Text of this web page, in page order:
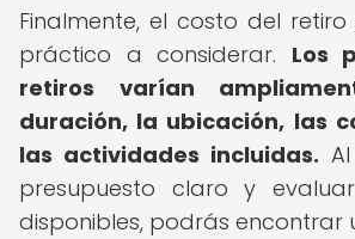
Finalmente, el costo del
práctico a considerar. Los
retiros varían
duración, la ubicación, las
las actividades incluidas.
presupuesto claro y
disponibles, podrás encontrar